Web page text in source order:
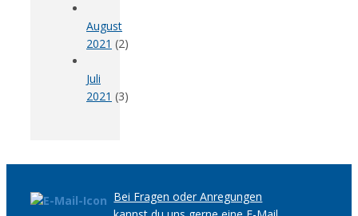
August
2021 (2)
Juli
2021 (3)
Bei Fragen oder Anregungen